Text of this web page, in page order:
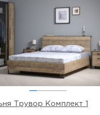
Трувор Комплект 1